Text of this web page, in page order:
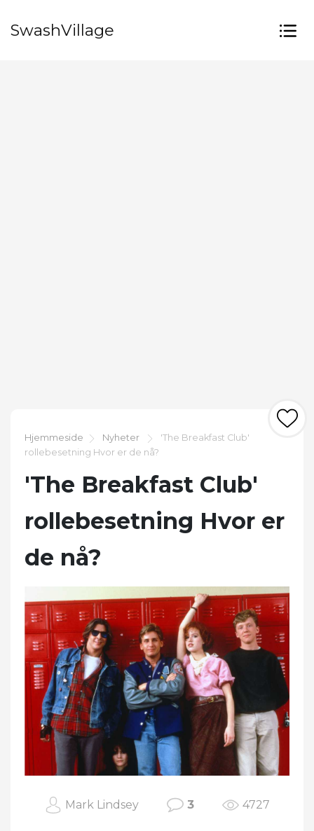
SwashVillage
Hjemmeside Nyheter
'The Breakfast Club'
rollebesetning Hvor er de nå?
'The Breakfast Club'
rollebesetning Hvor er
de nå?
Mark Lindsey 3 4727